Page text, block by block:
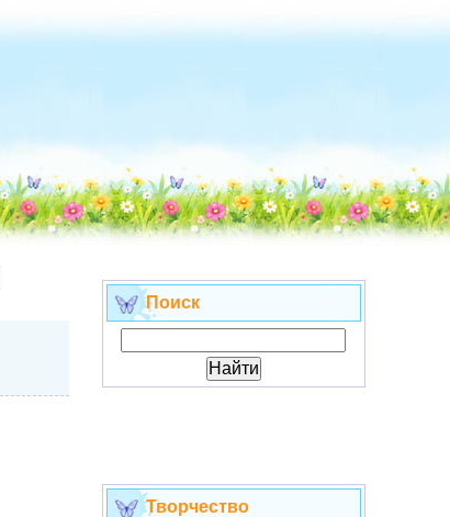
Поиск
Творчество